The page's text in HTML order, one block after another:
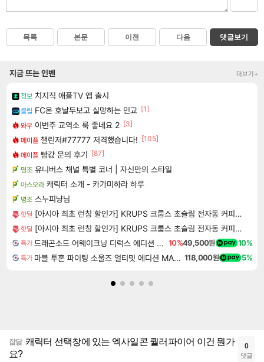
목록 본문 이전 다음 댓글보기
지금 뜨는 인벤 더보기+
정보 치지직 애플TV 앱 출시
클립 FC온 호날두보고 실망하는 민교 [1]
와우 이번주 교역소 룩 좋네요 2 [3]
메이플 챌린저#77777 저격했습니다! [105]
메이플 빵값 문의 후기 [87]
명조 유니버스 채널 특별 코너 | 자신만의 스타일
아스오라 캐릭터 소개 - 카가미하라 하루
명조 스누피냥님
핫딜 [아시아 최초 런칭 할인가] KRUPS 크룹스 초슬림 전자동 커피머신 SA4028K0
핫딜 [아시아 최초 런칭 할인가] KRUPS 크룹스 초슬림 전자동 커피머신 SA403BK0
특가 드래곤소드 어웨이크닝 디럭스 에디션 DragonSword Awakening Deluxe Edition 10%49,500원 10%
특가 마블 투혼 파이팅 소울즈 얼티밋 에디션 MARVEL Tokon Fighting Souls Ultimate Edition 118,000원 5%
잡담 캐릭터 선택창에 있는 엑사일콘 퀄러파이어 이건 뭔가
요?
0
댓글